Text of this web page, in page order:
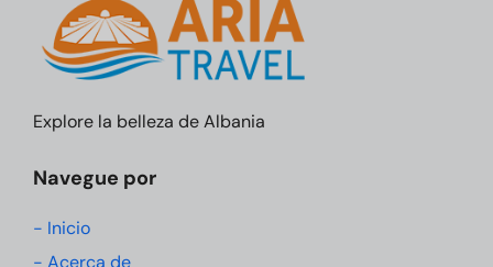
Explore la belleza de Albania
Navegue por
- Inicio
- Acerca de